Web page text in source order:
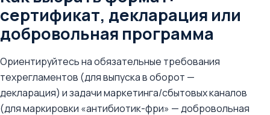
сертификат, декларация или
добровольная программа
Ориентируйтесь на обязательные требования
техрегламентов (для выпуска в оборот —
декларация) и задачи маркетинга/сбытовых каналов
(для маркировки «антибиотик-фри» — добровольная